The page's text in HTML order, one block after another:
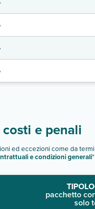
e penali
ed eccezioni come da
e condizioni generali"
pacchetto
solo